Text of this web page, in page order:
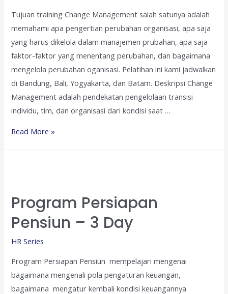
Tujuan training Change Management salah satunya adalah
memahami apa pengertian perubahan organisasi, apa saja
yang harus dikelola dalam manajemen prubahan, apa saja
faktor-faktor yang menentang perubahan, dan bagaimana
mengelola perubahan oganisasi. Pelatihan ini kami jadwalkan
di Bandung, Bali, Yogyakarta, dan Batam. Deskripsi Change
Management adalah pendekatan pengelolaan transisi
individu, tim, dan organisasi dari kondisi saat …
Change
Read More »
Program Persiapan
Pensiun – 3 Day
HR Series
Program Persiapan Pensiun mempelajari mengenai
bagaimana mengenali pola pengaturan keuangan,
bagaimana mengatur kembali kondisi keuangannya